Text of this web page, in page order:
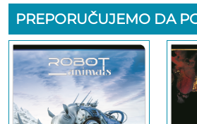
PREPORUČUJEMO DA